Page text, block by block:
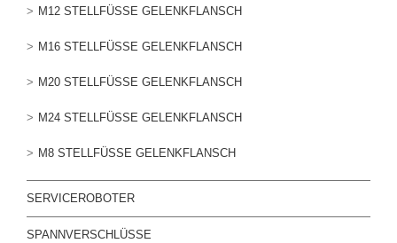
M12 STELLFÜSSE GELENKFLANSCH
M16 STELLFÜSSE GELENKFLANSCH
M20 STELLFÜSSE GELENKFLANSCH
M24 STELLFÜSSE GELENKFLANSCH
M8 STELLFÜSSE GELENKFLANSCH
SERVICEROBOTER
SPANNVERSCHLÜSSE